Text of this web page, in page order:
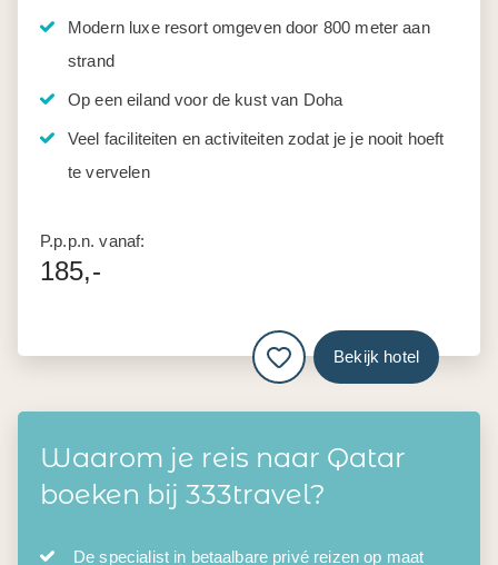
Modern luxe resort omgeven door 800 meter aan
strand
Op een eiland voor de kust van Doha
Veel faciliteiten en activiteiten zodat je je nooit hoeft
te vervelen
P.p.p.n. vanaf:
185,-
Bekijk hotel
Waarom je reis naar Qatar
boeken bij 333travel?
De specialist in betaalbare privé reizen op maat